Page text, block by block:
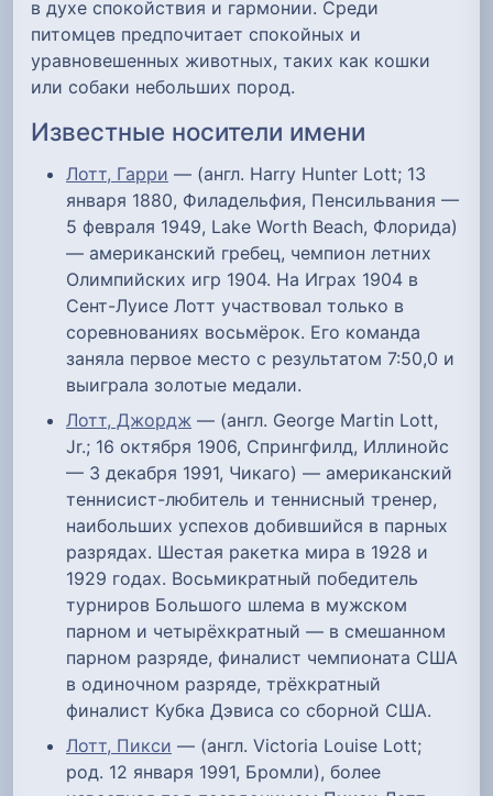
в духе спокойствия и гармонии. Среди
питомцев предпочитает спокойных и
уравновешенных животных, таких как кошки
или собаки небольших пород.
Известные носители имени
Лотт, Гарри — (англ. Harry Hunter Lott; 13
января 1880, Филадельфия, Пенсильвания —
5 февраля 1949, Lake Worth Beach, Флорида)
— американский гребец, чемпион летних
Олимпийских игр 1904. На Играх 1904 в
Сент-Луисе Лотт участвовал только в
соревнованиях восьмёрок. Его команда
заняла первое место с результатом 7:50,0 и
выиграла золотые медали.
Лотт, Джордж — (англ. George Martin Lott,
Jr.; 16 октября 1906, Спрингфилд, Иллинойс
— 3 декабря 1991, Чикаго) — американский
теннисист-любитель и теннисный тренер,
наибольших успехов добившийся в парных
разрядах. Шестая ракетка мира в 1928 и
1929 годах. Восьмикратный победитель
турниров Большого шлема в мужском
парном и четырёхкратный — в смешанном
парном разряде, финалист чемпионата США
в одиночном разряде, трёхкратный
финалист Кубка Дэвиса со сборной США.
Лотт, Пикси — (англ. Victoria Louise Lott;
род. 12 января 1991, Бромли), более